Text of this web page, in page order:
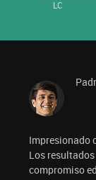
LC
Impresionado
Los
compromiso